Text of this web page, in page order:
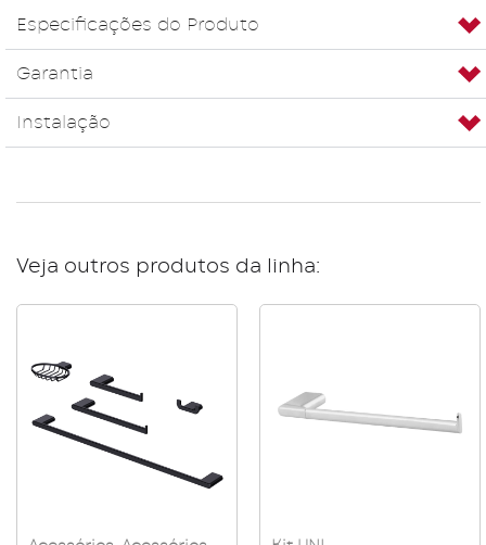
Especificações do Produto
Garantia
Instalação
Veja outros produtos da linha: